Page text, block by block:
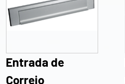
Entrada de
Correio